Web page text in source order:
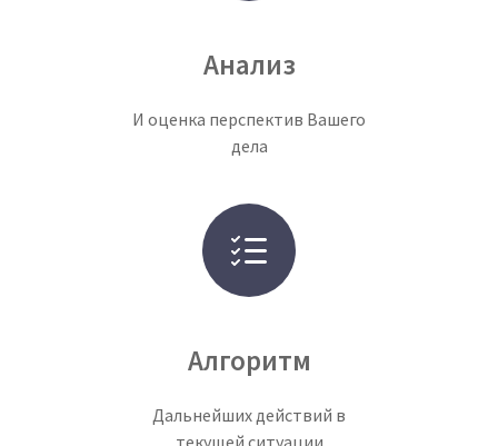
Анализ
И оценка перспектив Вашего
дела
Алгоритм
Дальнейших действий в
текущей ситуации